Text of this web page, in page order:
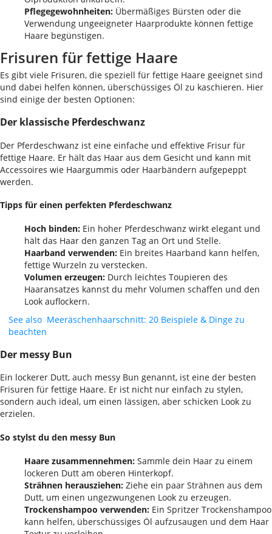
Pflegegewohnheiten: Übermäßiges Bürsten oder die
Verwendung ungeeigneter Haarprodukte können fettige
Haare begünstigen.
Frisuren für fettige Haare
Es gibt viele Frisuren, die speziell für fettige Haare geeignet sind
und dabei helfen können, überschüssiges Öl zu kaschieren. Hier
sind einige der besten Optionen:
Der klassische Pferdeschwanz
Der Pferdeschwanz ist eine einfache und effektive Frisur für
fettige Haare. Er hält das Haar aus dem Gesicht und kann mit
Accessoires wie Haargummis oder Haarbändern aufgepeppt
werden.
Tipps für einen perfekten Pferdeschwanz
Hoch binden: Ein hoher Pferdeschwanz wirkt elegant und
hält das Haar den ganzen Tag an Ort und Stelle.
Haarband verwenden: Ein breites Haarband kann helfen,
fettige Wurzeln zu verstecken.
Volumen erzeugen: Durch leichtes Toupieren des
Haaransatzes kannst du mehr Volumen schaffen und den
Look auflockern.
See also Meeräschenhaarschnitt: 20 Beispiele & Dinge zu
beachten
Der messy Bun
Ein lockerer Dutt, auch messy Bun genannt, ist eine der besten
Frisuren für fettige Haare. Er ist nicht nur einfach zu stylen,
sondern auch ideal, um einen lässigen, aber schicken Look zu
erzielen.
So stylst du den messy Bun
Haare zusammennehmen: Sammle dein Haar zu einem
lockeren Dutt am oberen Hinterkopf.
Strähnen herausziehen: Ziehe ein paar Strähnen aus dem
Dutt, um einen ungezwungenen Look zu erzeugen.
Trockenshampoo verwenden: Ein Spritzer Trockenshampoo
kann helfen, überschüssiges Öl aufzusaugen und dem Haar